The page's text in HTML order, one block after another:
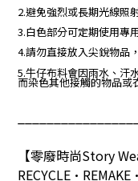
2.避免強烈或長期光線照
3.白色部分可定期使用專
4.請勿直接放入尖銳物品
5.牛仔布料會因雨水、汗
而染色其他接觸的物品或
【零廢時尚Story